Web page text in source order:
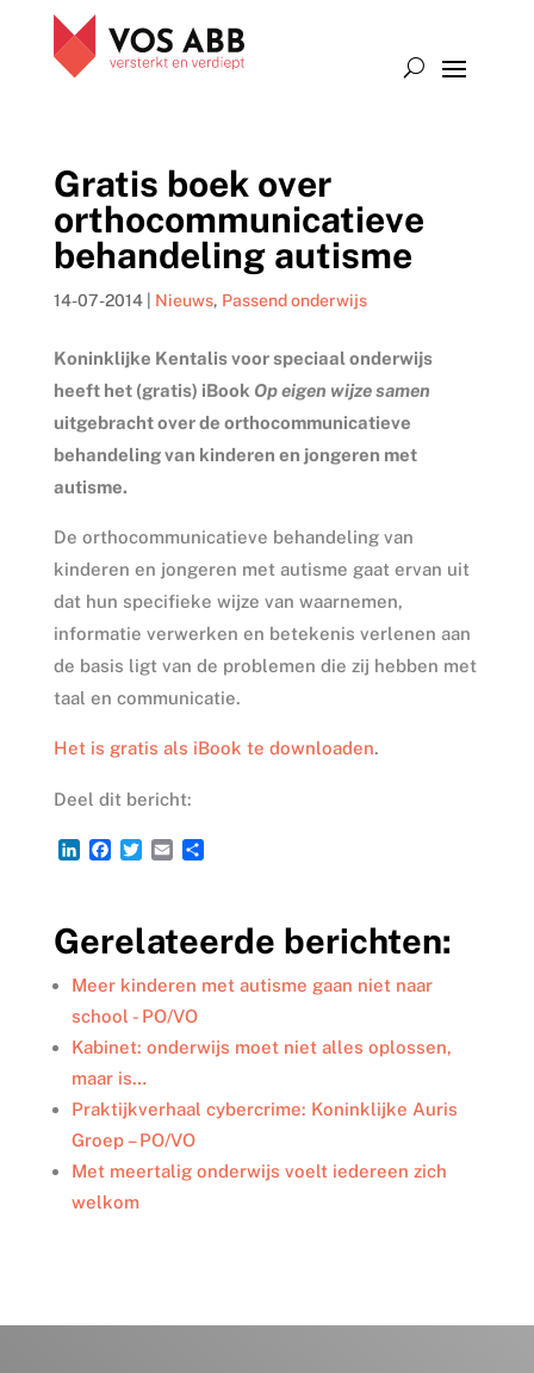
Gratis boek over
orthocommunicatieve
behandeling autisme
14-07-2014| Nieuws, Passend onderwijs
Koninklijke Kentalis voor speciaal onderwijs
heeft het (gratis) iBook Op eigen wijze samen
uitgebracht over de orthocommunicatieve
behandeling van kinderen en jongeren met
autisme.
De orthocommunicatieve behandeling van
kinderen en jongeren met autisme gaat ervan uit
dat hun specifieke wijze van waarnemen,
informatie verwerken en betekenis verlenen aan
de basis ligt van de problemen die zij hebben met
taal en communicatie.
Het is gratis als iBook te downloaden.
Deel dit bericht:
L
e
d
I
n
F
b
o
o
k
T
t
e
r
E
l
D
n
Gerelateerde berichten:
Meer kinderen met autisme gaan niet naar
school - PO/VO
Kabinet: onderwijs moet niet alles oplossen,
maar is…
Praktijkverhaal cybercrime: Koninklijke Auris
Groep – PO/VO
Met meertalig onderwijs voelt iedereen zich
welkom